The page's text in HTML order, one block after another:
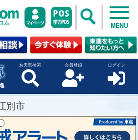
ム MENU
お天気検索 会員登録 ログイン
別市